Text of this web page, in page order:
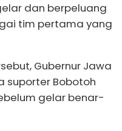
dan berpeluang
tim pertama yang
Gubernur Jawa
suporter Bobotoh
gelar benar-